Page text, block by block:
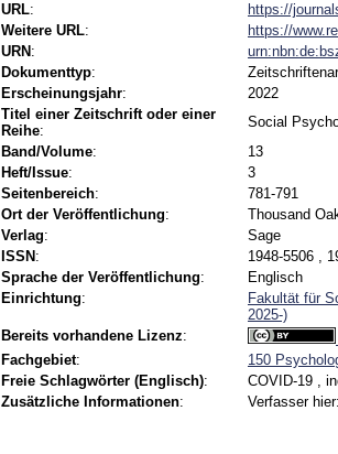
URL:
https://
Weitere URL:
https://
URN :
Dokumenttyp:
Erscheinungsjahr:
2022
Titel einer Zeitschrift oder einer
Reihe:
Social
Band/Volume:
13
Heft/Issue:
3
Seitenbereich:
781-791
Ort der Veröffentlichung:
Thousand
Verlag:
Sage
ISSN :
1948-5506 ,
Sprache der Veröffentlichung:
Englisch
Einrichtung:
Fakultät für
2025-)
Bereits vorhandene Lizenz:
Fachgebiet:
150
Freie Schlagwörter (Englisch):
COVID-19 ,
Zusätzliche Informationen: Verfasser